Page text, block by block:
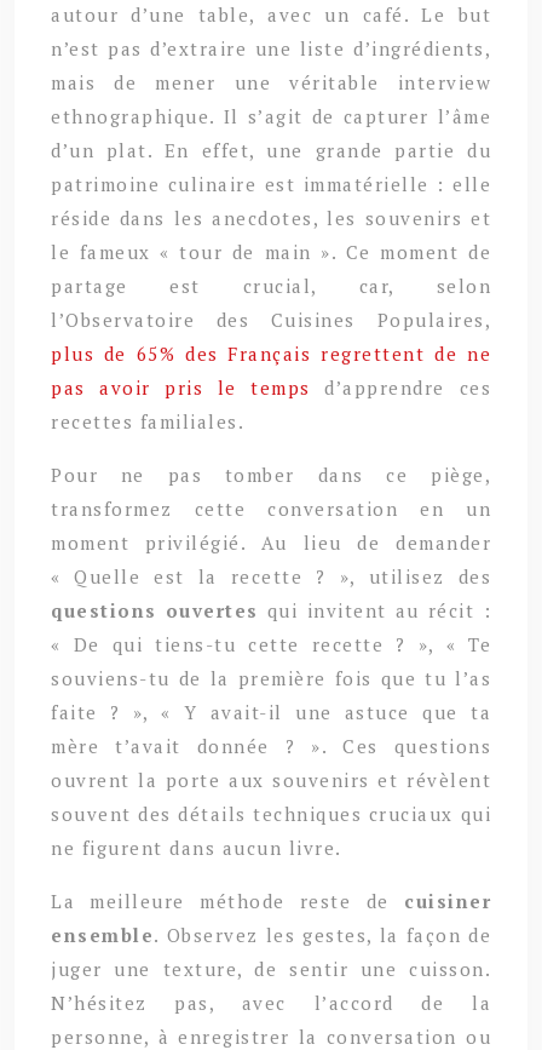
autour d’une table, avec un café. Le but
n’est pas d’extraire une liste d’ingrédients,
mais de mener une véritable interview
ethnographique. Il s’agit de capturer l’âme
d’un plat. En effet, une grande partie du
patrimoine culinaire est immatérielle : elle
réside dans les anecdotes, les souvenirs et
le fameux « tour de main ». Ce moment de
partage est crucial, car, selon
l’Observatoire des Cuisines Populaires,
plus de 65% des Français regrettent de ne
pas avoir pris le temps
d’apprendre ces
recettes familiales.
Pour ne pas tomber dans ce piège,
transformez cette conversation en un
moment privilégié. Au lieu de demander
« Quelle est la recette ? », utilisez des
questions ouvertes qui invitent au récit :
« De qui tiens-tu cette recette ? », « Te
souviens-tu de la première fois que tu l’as
faite ? », « Y avait-il une astuce que ta
mère t’avait donnée ? ». Ces questions
ouvrent la porte aux souvenirs et révèlent
souvent des détails techniques cruciaux qui
ne figurent dans aucun livre.
La meilleure méthode reste de cuisiner
ensemble. Observez les gestes, la façon de
juger une texture, de sentir une cuisson.
N’hésitez pas, avec l’accord de la
personne, à enregistrer la conversation ou